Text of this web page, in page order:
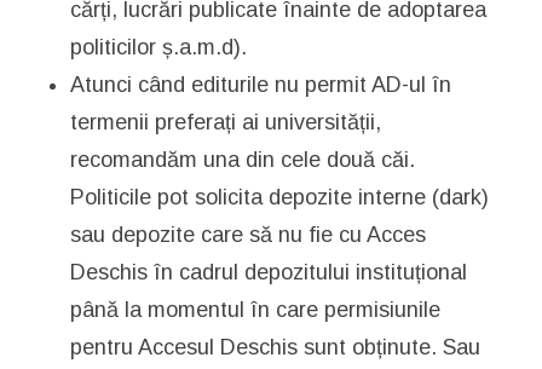
cărți, lucrări publicate înainte de adoptarea
politicilor ș.a.m.d).
Atunci când editurile nu permit AD-ul în
termenii preferați ai universității,
recomandăm una din cele două căi.
Politicile pot solicita depozite interne (dark)
sau depozite care să nu fie cu Acces
Deschis în cadrul depozitului instituțional
până la momentul în care permisiunile
pentru Accesul Deschis sunt obținute. Sau